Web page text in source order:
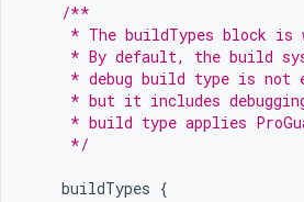
/**
* The buildTypes block
* By default, the build
* debug build type is not
* but it includes
* build type applies
     */
buildTypes {